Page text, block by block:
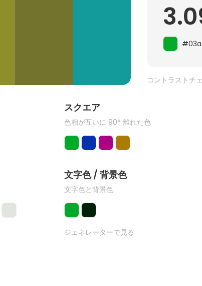
コントラストチ
スクエア
色相が互いに 90° 離れた色
文字色 / 背景色
文字色と背景色
ジェネレーターで見る